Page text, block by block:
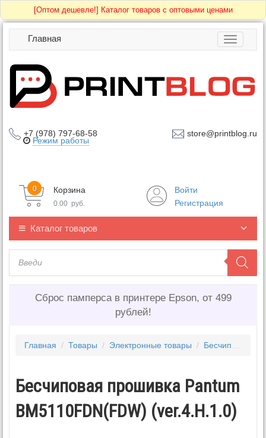
[Оптом дешевле!] Каталог товаров с оптовыми ценами
Toggle
Главная
+7 (978) 797-68-58 store@printblog.ru
Режим работы
Корзина
0
0.00 руб.
Войти
Регистрация
Каталог товаров
Сброс памперса в принтере Epson, от 499
рублей!
Главная / Товары / Электронные товары / Бесчиповые прошивки PANTUM 2
Бесчиповая прошивка Pantum
BM5110FDN(FDW) (ver.4.H.1.0)